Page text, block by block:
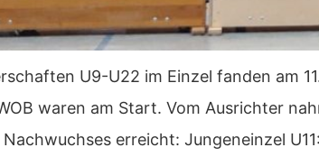
U9-U22 im Einzel fanden am
waren am Start. Vom Ausrichter
erreicht: Jungeneinzel